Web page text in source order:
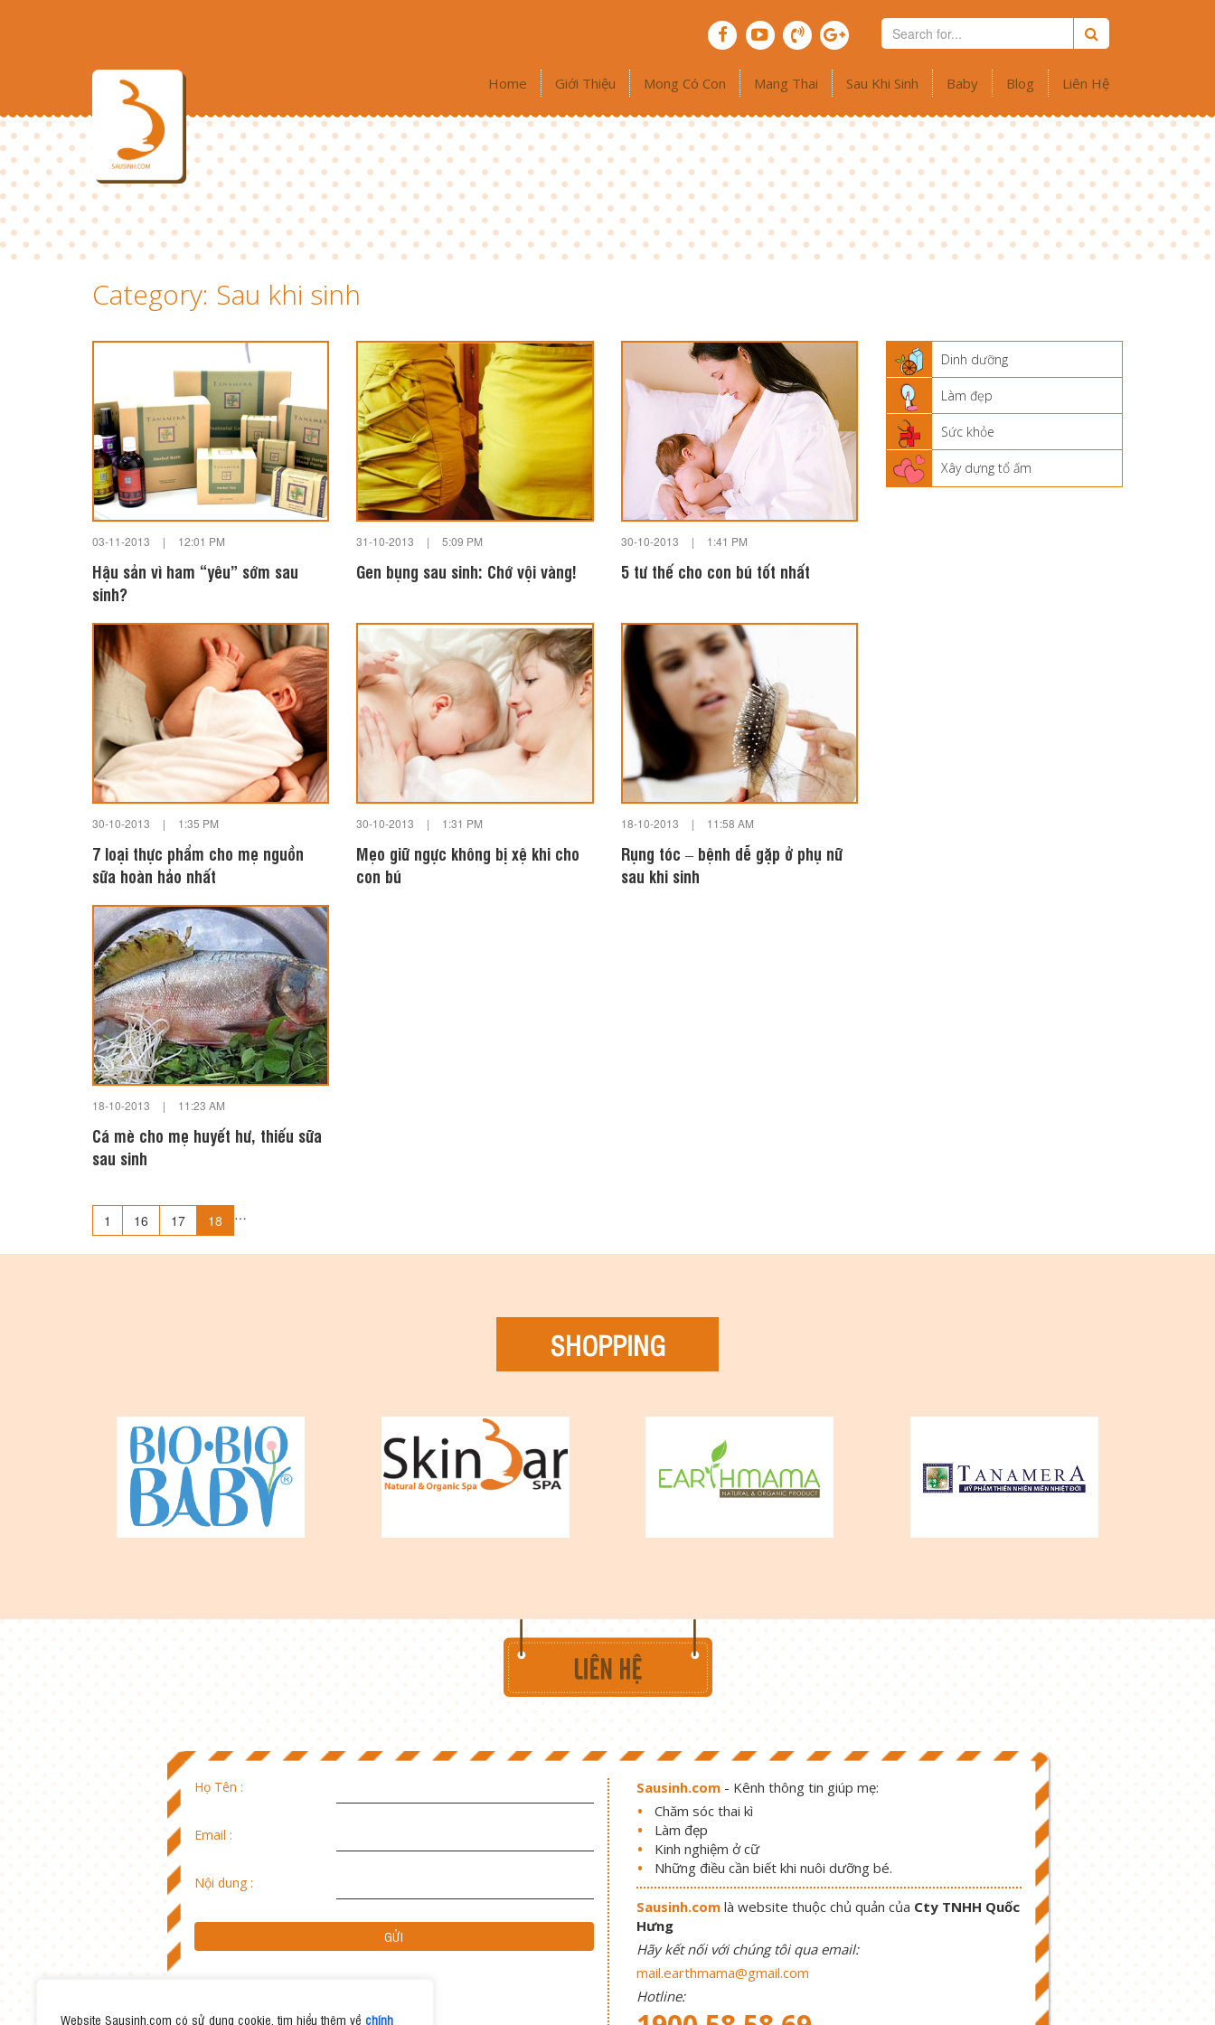
Website Sausinh.com có sử dụng cookie, tìm hiểu thêm về chính
Home Giới Thiệu Mong Có Con Mang Thai Sau Khi Sinh Baby Blog Liên Hệ
Category: Sau khi sinh
03-11-2013 | 12:01 PM
Hậu sản vì ham “yêu” sớm sau
sinh?
31-10-2013 | 5:09 PM
Gen bụng sau sinh: Chớ vội vàng!
30-10-2013 | 1:41 PM
5 tư thế cho con bú tốt nhất
30-10-2013 | 1:35 PM
7 loại thực phẩm cho mẹ nguồn
sữa hoàn hảo nhất
30-10-2013 | 1:31 PM
Mẹo giữ ngực không bị xệ khi cho
con bú
18-10-2013 | 11:58 AM
Rụng tóc – bệnh dễ gặp ở phụ nữ
sau khi sinh
18-10-2013 | 11:23 AM
Cá mè cho mẹ huyết hư, thiếu sữa
sau sinh
1 …
16 17 18
Dinh dưỡng
Làm đẹp
Sức khỏe
Xây dựng tổ ấm
SHOPPING
Họ Tên :
Email :
Nội dung :
Sausinh.com - Kênh thông tin giúp mẹ:
Chăm sóc thai kì
Làm đẹp
Kinh nghiệm ở cữ
Những điều cần biết khi nuôi dưỡng bé.
Sausinh.com là website thuộc chủ quản của Cty TNHH Quốc
Hưng
Hãy kết nối với chúng tôi qua email:
mail.earthmama@gmail.com
Hotline: